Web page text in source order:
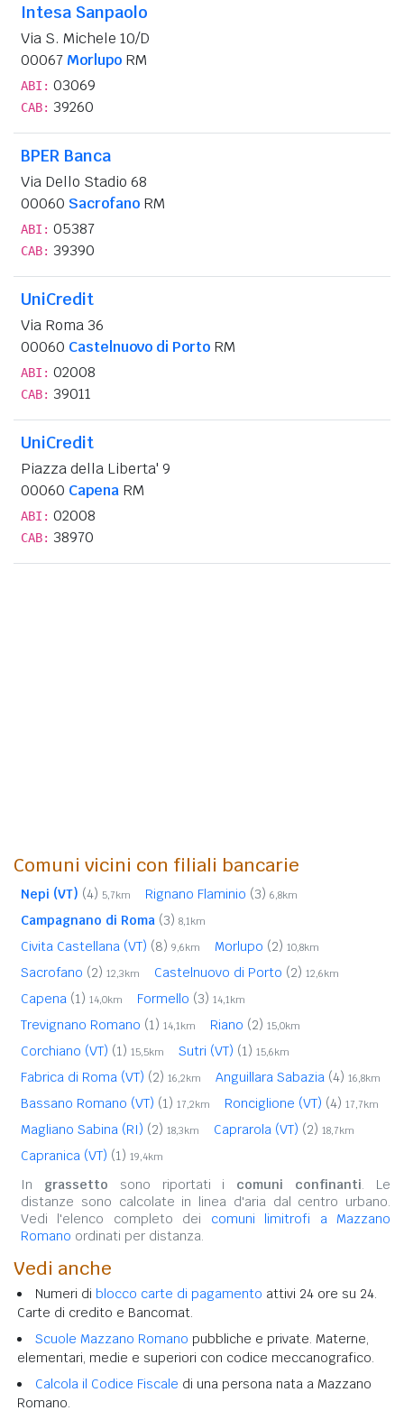
Intesa Sanpaolo
Via S. Michele 10/D
00067 Morlupo RM
ABI: 03069
CAB: 39260
BPER Banca
Via Dello Stadio 68
00060 Sacrofano RM
ABI: 05387
CAB: 39390
UniCredit
Via Roma 36
00060 Castelnuovo di Porto RM
ABI: 02008
CAB: 39011
UniCredit
Piazza della Liberta' 9
00060 Capena RM
ABI: 02008
CAB: 38970
Comuni vicini con filiali bancarie
Nepi (VT) (4) 5,7km Rignano Flaminio (3) 6,8km
Campagnano di Roma (3) 8,1km
Civita Castellana (VT) (8) 9,6km Morlupo (2) 10,8km
Sacrofano (2) 12,3km Castelnuovo di Porto (2) 12,6km
Capena (1) 14,0km Formello (3) 14,1km
Trevignano Romano (1) 14,1km Riano (2) 15,0km
Corchiano (VT) (1) 15,5km Sutri (VT) (1) 15,6km
Fabrica di Roma (VT) (2) 16,2km Anguillara Sabazia (4) 16,8km
Bassano Romano (VT) (1) 17,2km Ronciglione (VT) (4) 17,7km
Magliano Sabina (RI) (2) 18,3km Caprarola (VT) (2) 18,7km
Capranica (VT) (1) 19,4km
In grassetto sono riportati i comuni confinanti. Le
distanze sono calcolate in linea d'aria dal centro urbano.
Vedi l'elenco completo dei comuni limitrofi a Mazzano
Romano ordinati per distanza.
Vedi anche
Numeri di blocco carte di pagamento attivi 24 ore su 24.
Carte di credito e Bancomat.
Scuole Mazzano Romano pubbliche e private. Materne,
elementari, medie e superiori con codice meccanografico.
Calcola il Codice Fiscale di una persona nata a Mazzano
Romano.